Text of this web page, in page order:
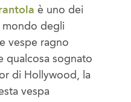
è uno dei
mondo degli
vespe ragno
qualcosa sognato
di Hollywood, la
vespa